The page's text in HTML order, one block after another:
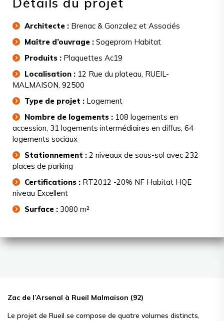
Architecte : Brenac & Gonzalez et Associés
Maître d’ouvrage : Sogeprom Habitat
Produits : Plaquettes Ac19
Localisation : 12 Rue du plateau, RUEIL-
MALMAISON, 92500
Type de projet : Logement
Nombre de logements : 108 logements en
accession, 31 logements intermédiaires en diffus, 64
logements sociaux
Stationnement : 2 niveaux de sous-sol avec 232
places de parking
Certifications : RT2012 -20% NF Habitat HQE
niveau Excellent
Surface : 3080 m²
Zac de l’Arsenal à Rueil Malmaison (92)
Le projet de Rueil se compose de quatre volumes distincts,